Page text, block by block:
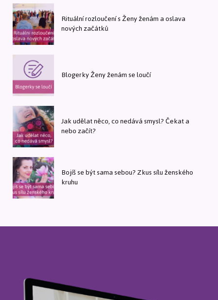
Rituální rozloučení s Ženy ženám a oslava
nových začátků
Blogerky Ženy ženám se loučí
Jak udělat něco, co nedává smysl? Čekat a
nebo začít?
Bojíš se být sama sebou? Zkus sílu ženského
kruhu